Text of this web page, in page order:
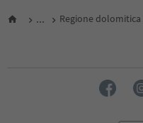
... Regione dolomitica